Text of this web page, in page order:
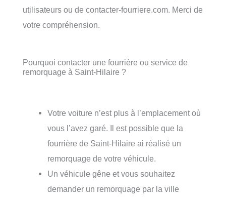
utilisateurs ou de contacter-fourriere.com. Merci de
votre compréhension.
Pourquoi contacter une fourrière ou service de
remorquage à Saint-Hilaire ?
Votre voiture n’est plus à l’emplacement où
vous l’avez garé. Il est possible que la
fourrière de Saint-Hilaire ai réalisé un
remorquage de votre véhicule.
Un véhicule gêne et vous souhaitez
demander un remorquage par la ville